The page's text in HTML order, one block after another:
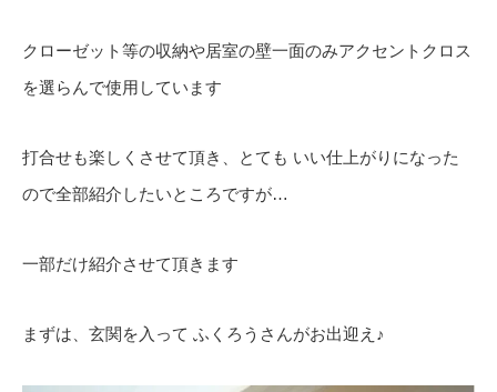
クローゼット等の収納や居室の壁一面のみアクセントクロス
を選らんで使用しています
打合せも楽しくさせて頂き、とても いい仕上がりになった
ので全部紹介したいところですが…
一部だけ紹介させて頂きます
まずは、玄関を入って ふくろうさんがお出迎え♪